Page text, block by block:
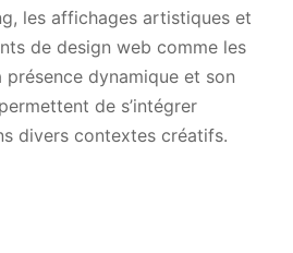
les affichages artistiques et
de design web comme les
dynamique et son
de s’intégrer
divers contextes créatifs.